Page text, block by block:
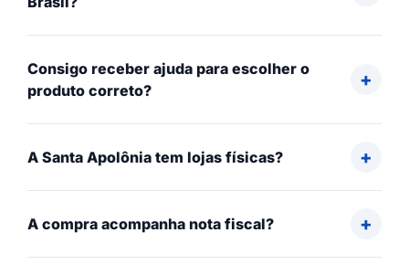
Consigo receber ajuda para escolher o
produto correto?
A Santa Apolônia tem lojas físicas?
A compra acompanha nota fiscal?